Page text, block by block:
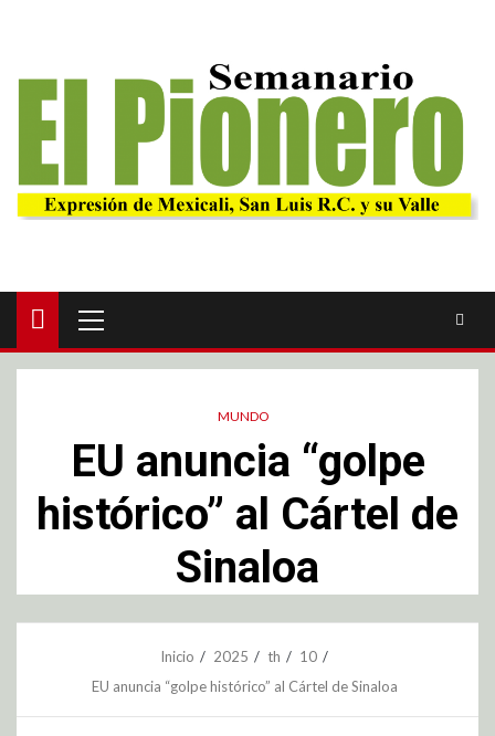
MUNDO
EU anuncia “golpe
histórico” al Cártel de
Sinaloa
Inicio 2025 th
10
EU anuncia “golpe histórico” al Cártel de Sinaloa